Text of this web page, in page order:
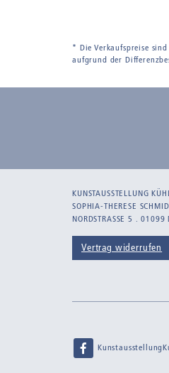
* Die Verkaufspreise
aufgrund der
KUNSTAUSSTELLUNG
SOPHIA-THERESE
NORDSTRASSE 5 . 01099
Vertrag widerrufen